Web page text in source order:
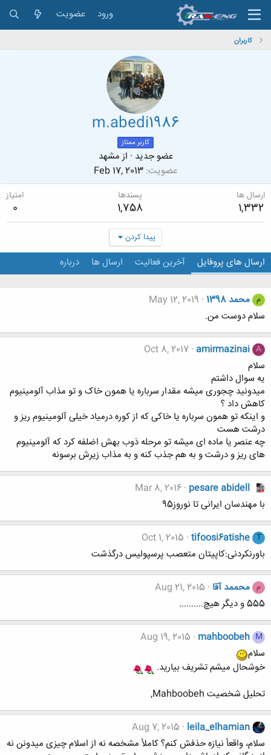
ورود عضویت
کاربران
m.abedi1986
کاربر ممتاز
عضو جدید · ازمشهد
عضویت Feb 17, 2013
ارسال ها
1,332
پسندها
1,758
امتیاز
0
پیدا کردن
ارسال های پروفایل آخرین فعالیت ارسال ها درباره
م محمد 1398
May 12, 2019
سلام دوست من.
A
amirmazinai
Oct 8, 2017
سلام
یه سوال داشتم
میدونید چجوری میشه مقدار سرباره یا همون خاک و تو مذاب آلومینیوم
کاهش داد ؟
و اینکه تو همون سرباره یا خاکی که از کوره درمیاد خیلی آلومینیوم ریز و
درشت هست
چه عنصر یا ماده ای میشه تو مرحله ذوب بهش اضلفه کرد که آلومینیوم
های ریز و درشت و به هم جذب کنه و به مذاب زیرش برسونه
pesare abidell
Mar 8, 2016
با مهندسان ایرانی تا نوروز95
T
tifoosi6atishe
Oct 1, 2015
باورنکردنی:کاپیتان متعصب پرسپولیس درگذشت
م محممد آقا Aug 21, 2015
555 و دیگر هیچ..........
M
mahboobeh
Aug 19, 2015
سلام
خوشحال میشم تشریف بیارید.
تحلیل شخصیت Mahboobeh,
leila_elhamian
Aug 7, 2015
سلام، واقعأ نیازه حذفش کنم؟ کاملأ مشخصه نه از اسلام چیزی میدونن نه